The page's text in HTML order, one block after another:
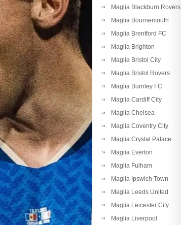
Maglia Blackburn Rovers
Maglia Bournemouth
Maglia Brentford FC
Maglia Brighton
Maglia Bristol City
Maglia Bristol Rovers
Maglia Burnley FC
Maglia Cardiff City
Maglia Chelsea
Maglia Coventry City
Maglia Crystal Palace
Maglia Everton
Maglia Fulham
Maglia Ipswich Town
Maglia Leeds United
Maglia Leicester City
Maglia Liverpool